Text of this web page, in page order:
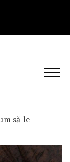
să le